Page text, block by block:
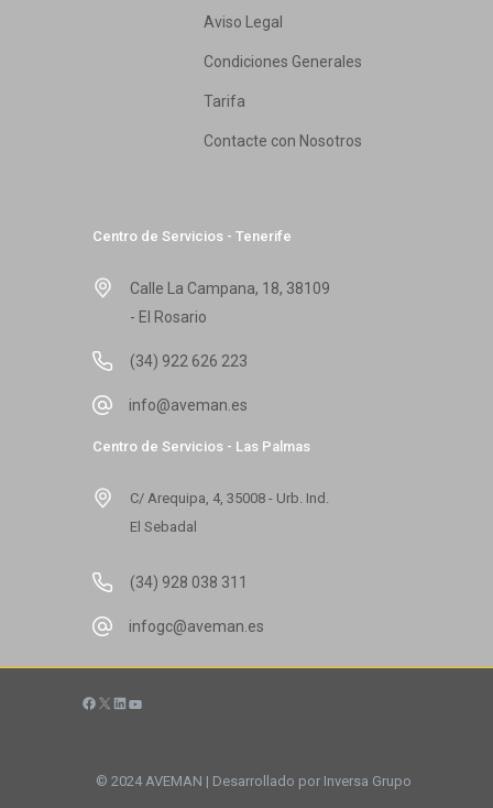
Aviso Legal
Condiciones Generales
Tarifa
Contacte con Nosotros
Centro de Servicios - Tenerife
Calle La Campana, 18, 38109
- El Rosario
(34) 922 626 223
info@aveman.es
Centro de Servicios - Las Palmas
C/ Arequipa, 4, 35008 - Urb. Ind.
El Sebadal
(34) 928 038 311
infogc@aveman.es
Facebook
X LinkedIn
YouTube
© 2024 AVEMAN | Desarrollado por Inversa Grupo